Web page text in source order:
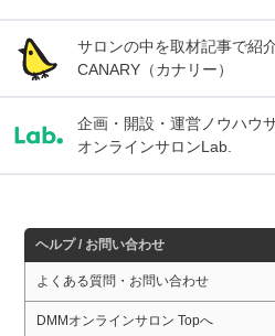
サロンの中を取材記事で紹
CANARY（カナリー）
企画・開設・運営ノウハウ
オンラインサロンLab.
ヘルプ / お問い合わせ
よくある質問・お問い合わせ
DMMオンラインサロン Topへ